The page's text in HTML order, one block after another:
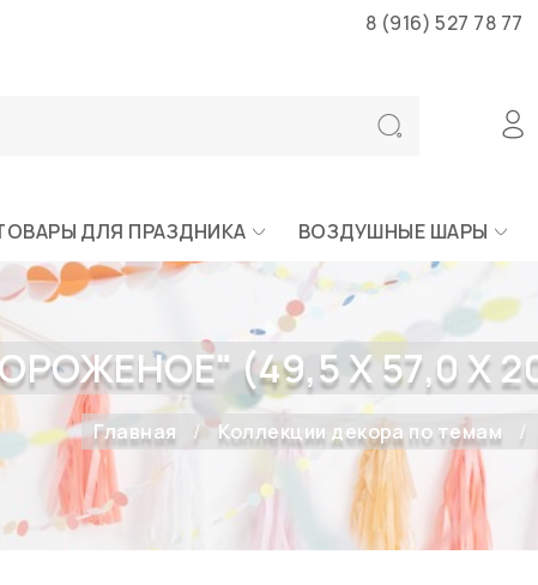
8 (916) 527 78 77
ДЛЯ ПРАЗДНИКА ВОЗДУШНЫЕ ШАРЫ
(49,5 X 57,0 X
Главная Коллекции декора по темам